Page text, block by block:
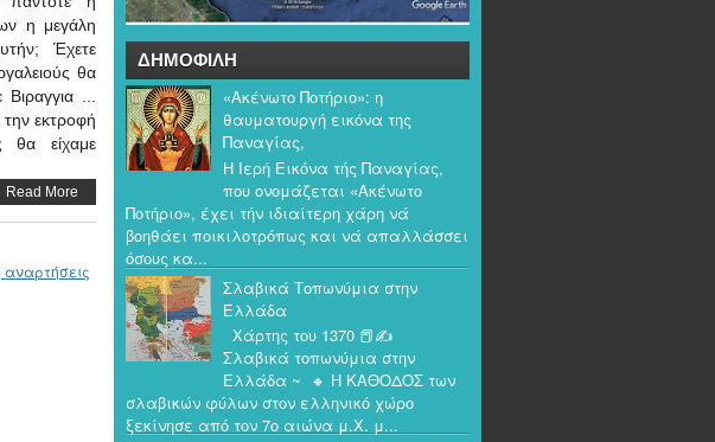
η μεγάλη
Έχετε
θα
...
εκτροφή
είχαμε
Read More
ΔΗΜΟΦΙΛΗ
«Ακένωτο Ποτήριο»: η
θαυματουργή εικόνα της
Παναγίας,
Η Ιερή Εικόνα τής Παναγίας,
που ονομάζεται «Ακένωτο
Ποτήριο», έχει τήν ιδιαίτερη χάρη νά
βοηθάει ποικιλοτρόπως και νά απαλλάσσει
όσους κα...
Σλαβικά Τοπωνύμια στην
Ελλάδα
Χάρτης του 1370 📕✍️
Σλαβικά τοπωνύμια στην
Ελλάδα ~ 🔸 Η ΚΑΘΟΔΟΣ των
σλαβικών φύλων στον ελληνικό χώρο
ξεκίνησε από τον 7ο αιώνα μ.Χ. μ...